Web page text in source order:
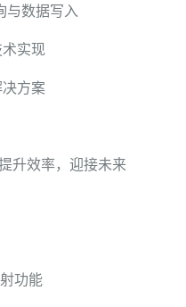
与数据写入
实现
方案
升效率，迎接未来
功能